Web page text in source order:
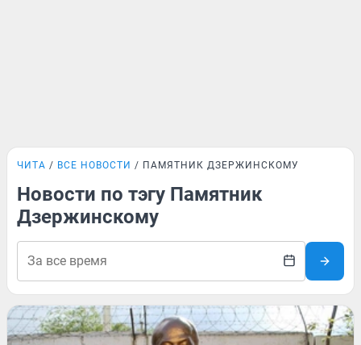
ЧИТА ВСЕ НОВОСТИ ПАМЯТНИК ДЗЕРЖИНСКОМУ
Новости по тэгу Памятник
Дзержинскому